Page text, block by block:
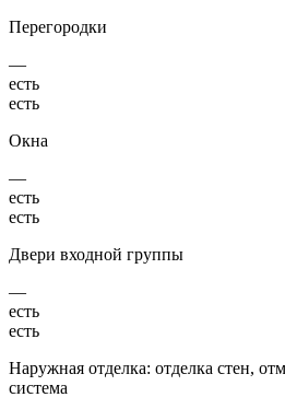
Перегородки
—
есть
есть
Окна
—
есть
есть
Двери входной группы
—
есть
есть
Наружная отделка: отделка стен,
система